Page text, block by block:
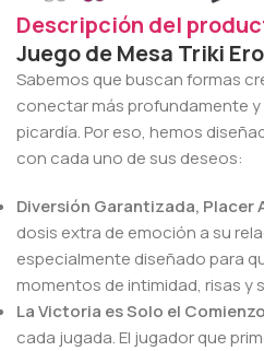
Descripción del
Juego de Mesa Triki
Sabemos que buscan formas
conectar más profundamente
picardía. Por eso, hemos
con cada uno de sus deseos:
Diversión Garantizada, Placer
dosis extra de emoción a su
especialmente diseñado para
momentos de intimidad, risas y
La Victoria es Solo el
cada jugada. El jugador que